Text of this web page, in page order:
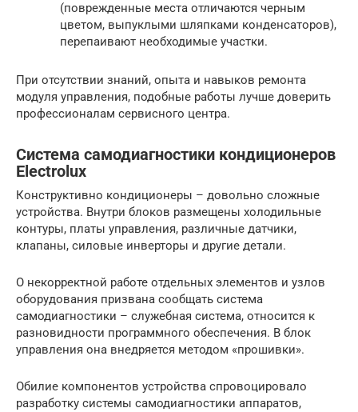
(поврежденные места отличаются черным
цветом, выпуклыми шляпками конденсаторов),
перепаивают необходимые участки.
При отсутствии знаний, опыта и навыков ремонта
модуля управления, подобные работы лучше доверить
профессионалам сервисного центра.
Система самодиагностики кондиционеров
Electrolux
Конструктивно кондиционеры – довольно сложные
устройства. Внутри блоков размещены холодильные
контуры, платы управления, различные датчики,
клапаны, силовые инверторы и другие детали.
О некорректной работе отдельных элементов и узлов
оборудования призвана сообщать система
самодиагностики – служебная система, относится к
разновидности программного обеспечения. В блок
управления она внедряется методом «прошивки».
Обилие компонентов устройства спровоцировало
разработку системы самодиагностики аппаратов,